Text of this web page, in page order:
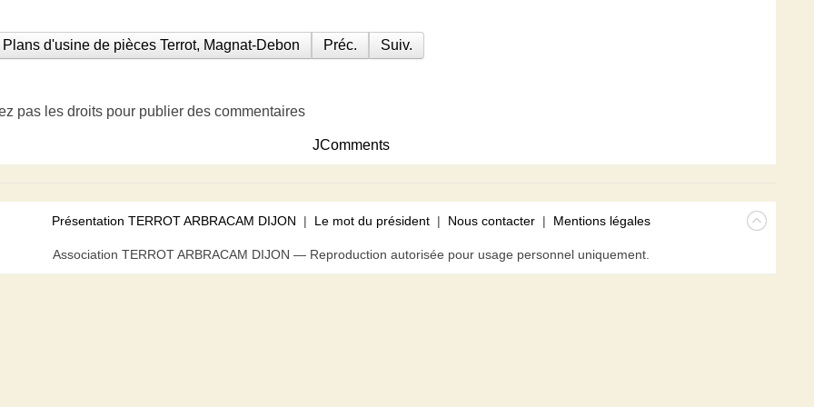
d'usine de pièces Terrot, Magnat-Debon Préc. Suiv.
pas les droits pour publier des commentaires
JComments
Présentation TERROT ARBRACAM DIJON | Le mot du président | Nous contacter | Mentions légales
Association TERROT ARBRACAM DIJON — Reproduction autorisée pour usage personnel uniquement.